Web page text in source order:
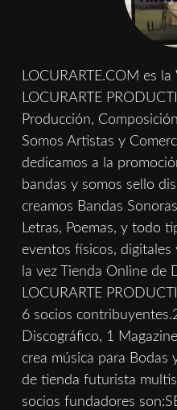
LOCURARTE.COM es
LOCURARTE
Producción,
Somos Artistas y
dedicamos a la
bandas y somos sello
creamos Bandas
Letras, Poemas, y todo
eventos físicos, digitales
la vez Tienda Online de
LOCURARTE
6 socios
Discográfico, 1
crea música para Bodas
de tienda futurista
socios fundadores